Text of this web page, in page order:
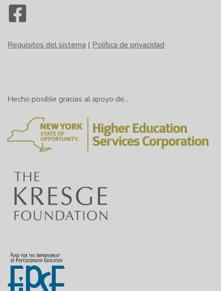
Requisitos del sistema | Política de privacidad
Hecho posible gracias al apoyo de...